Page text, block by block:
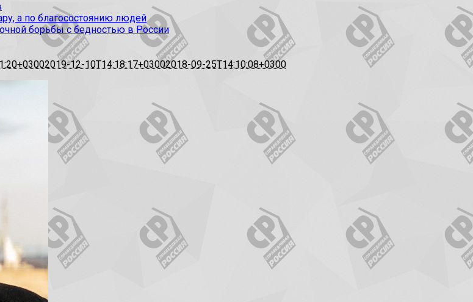
а по благосостоянию людей
борьбы с бедностью в России
2019-12-10T14:18:17+03002018-09-25T14:10:08+0300